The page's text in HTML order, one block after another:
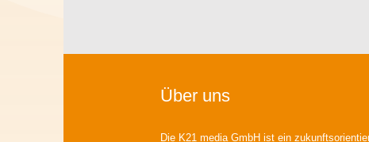
Über uns
Die K21 media GmbH ist ein